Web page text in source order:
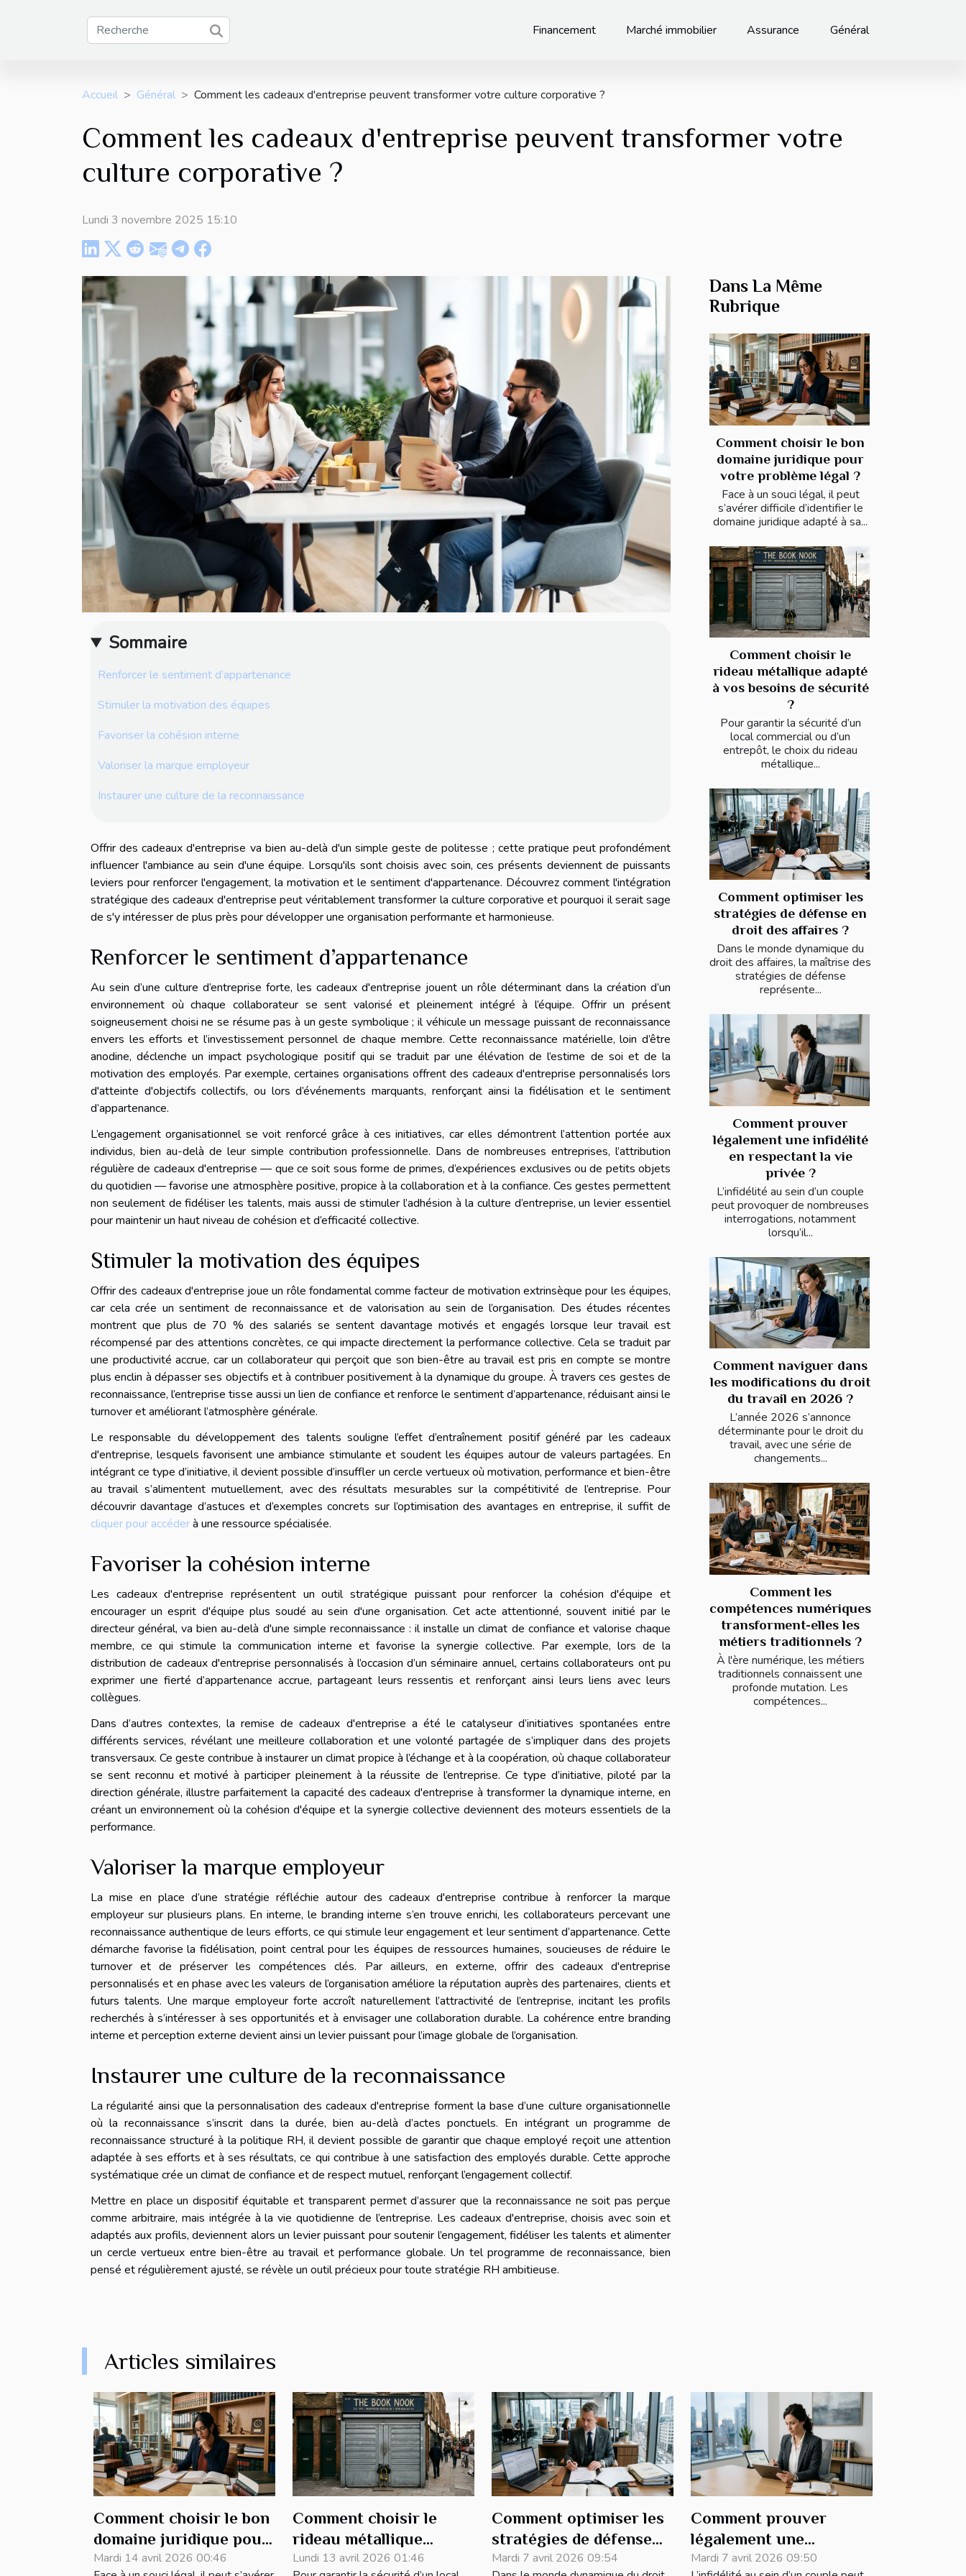
Financement Marché immobilier Assurance Général
Accueil Général Comment les cadeaux d'entreprise peuvent transformer votre culture corporative ?
Comment les cadeaux d'entreprise peuvent transformer votre
culture corporative ?
Lundi 3 novembre 2025 15:10
Sommaire
Renforcer le sentiment d’appartenance
Stimuler la motivation des équipes
Favoriser la cohésion interne
Valoriser la marque employeur
Instaurer une culture de la reconnaissance
Offrir des cadeaux d'entreprise va bien au-delà d'un simple geste de politesse ; cette pratique peut profondément
influencer l'ambiance au sein d'une équipe. Lorsqu'ils sont choisis avec soin, ces présents deviennent de puissants
leviers pour renforcer l'engagement, la motivation et le sentiment d'appartenance. Découvrez comment l'intégration
stratégique des cadeaux d'entreprise peut véritablement transformer la culture corporative et pourquoi il serait sage
de s'y intéresser de plus près pour développer une organisation performante et harmonieuse.
Renforcer le sentiment d’appartenance
Au sein d’une culture d’entreprise forte, les cadeaux d'entreprise jouent un rôle déterminant dans la création d’un
environnement où chaque collaborateur se sent valorisé et pleinement intégré à l’équipe. Offrir un présent
soigneusement choisi ne se résume pas à un geste symbolique ; il véhicule un message puissant de reconnaissance
envers les efforts et l’investissement personnel de chaque membre. Cette reconnaissance matérielle, loin d’être
anodine, déclenche un impact psychologique positif qui se traduit par une élévation de l’estime de soi et de la
motivation des employés. Par exemple, certaines organisations offrent des cadeaux d'entreprise personnalisés lors
d'atteinte d'objectifs collectifs, ou lors d’événements marquants, renforçant ainsi la fidélisation et le sentiment
d’appartenance.
L’engagement organisationnel se voit renforcé grâce à ces initiatives, car elles démontrent l’attention portée aux
individus, bien au-delà de leur simple contribution professionnelle. Dans de nombreuses entreprises, l’attribution
régulière de cadeaux d'entreprise — que ce soit sous forme de primes, d’expériences exclusives ou de petits objets
du quotidien — favorise une atmosphère positive, propice à la collaboration et à la confiance. Ces gestes permettent
non seulement de fidéliser les talents, mais aussi de stimuler l’adhésion à la culture d’entreprise, un levier essentiel
pour maintenir un haut niveau de cohésion et d’efficacité collective.
Stimuler la motivation des équipes
Offrir des cadeaux d'entreprise joue un rôle fondamental comme facteur de motivation extrinsèque pour les équipes,
car cela crée un sentiment de reconnaissance et de valorisation au sein de l’organisation. Des études récentes
montrent que plus de 70 % des salariés se sentent davantage motivés et engagés lorsque leur travail est
récompensé par des attentions concrètes, ce qui impacte directement la performance collective. Cela se traduit par
une productivité accrue, car un collaborateur qui perçoit que son bien-être au travail est pris en compte se montre
plus enclin à dépasser ses objectifs et à contribuer positivement à la dynamique du groupe. À travers ces gestes de
reconnaissance, l’entreprise tisse aussi un lien de confiance et renforce le sentiment d’appartenance, réduisant ainsi le
turnover et améliorant l’atmosphère générale.
Le responsable du développement des talents souligne l’effet d’entraînement positif généré par les cadeaux
d'entreprise, lesquels favorisent une ambiance stimulante et soudent les équipes autour de valeurs partagées. En
intégrant ce type d’initiative, il devient possible d’insuffler un cercle vertueux où motivation, performance et bien-être
au travail s’alimentent mutuellement, avec des résultats mesurables sur la compétitivité de l’entreprise. Pour
découvrir davantage d’astuces et d’exemples concrets sur l’optimisation des avantages en entreprise, il suffit de
cliquer pour accéderà une ressource spécialisée.
Favoriser la cohésion interne
Les cadeaux d'entreprise représentent un outil stratégique puissant pour renforcer la cohésion d'équipe et
encourager un esprit d'équipe plus soudé au sein d'une organisation. Cet acte attentionné, souvent initié par le
directeur général, va bien au-delà d'une simple reconnaissance : il installe un climat de confiance et valorise chaque
membre, ce qui stimule la communication interne et favorise la synergie collective. Par exemple, lors de la
distribution de cadeaux d'entreprise personnalisés à l’occasion d’un séminaire annuel, certains collaborateurs ont pu
exprimer une fierté d’appartenance accrue, partageant leurs ressentis et renforçant ainsi leurs liens avec leurs
collègues.
Dans d’autres contextes, la remise de cadeaux d'entreprise a été le catalyseur d’initiatives spontanées entre
différents services, révélant une meilleure collaboration et une volonté partagée de s’impliquer dans des projets
transversaux. Ce geste contribue à instaurer un climat propice à l’échange et à la coopération, où chaque collaborateur
se sent reconnu et motivé à participer pleinement à la réussite de l’entreprise. Ce type d’initiative, piloté par la
direction générale, illustre parfaitement la capacité des cadeaux d'entreprise à transformer la dynamique interne, en
créant un environnement où la cohésion d'équipe et la synergie collective deviennent des moteurs essentiels de la
performance.
Valoriser la marque employeur
La mise en place d’une stratégie réfléchie autour des cadeaux d'entreprise contribue à renforcer la marque
employeur sur plusieurs plans. En interne, le branding interne s’en trouve enrichi, les collaborateurs percevant une
reconnaissance authentique de leurs efforts, ce qui stimule leur engagement et leur sentiment d’appartenance. Cette
démarche favorise la fidélisation, point central pour les équipes de ressources humaines, soucieuses de réduire le
turnover et de préserver les compétences clés. Par ailleurs, en externe, offrir des cadeaux d'entreprise
personnalisés et en phase avec les valeurs de l’organisation améliore la réputation auprès des partenaires, clients et
futurs talents. Une marque employeur forte accroît naturellement l’attractivité de l’entreprise, incitant les profils
recherchés à s’intéresser à ses opportunités et à envisager une collaboration durable. La cohérence entre branding
interne et perception externe devient ainsi un levier puissant pour l’image globale de l’organisation.
Instaurer une culture de la reconnaissance
La régularité ainsi que la personnalisation des cadeaux d'entreprise forment la base d’une culture organisationnelle
où la reconnaissance s’inscrit dans la durée, bien au-delà d’actes ponctuels. En intégrant un programme de
reconnaissance structuré à la politique RH, il devient possible de garantir que chaque employé reçoit une attention
adaptée à ses efforts et à ses résultats, ce qui contribue à une satisfaction des employés durable. Cette approche
systématique crée un climat de confiance et de respect mutuel, renforçant l’engagement collectif.
Mettre en place un dispositif équitable et transparent permet d’assurer que la reconnaissance ne soit pas perçue
comme arbitraire, mais intégrée à la vie quotidienne de l’entreprise. Les cadeaux d'entreprise, choisis avec soin et
adaptés aux profils, deviennent alors un levier puissant pour soutenir l’engagement, fidéliser les talents et alimenter
un cercle vertueux entre bien-être au travail et performance globale. Un tel programme de reconnaissance, bien
pensé et régulièrement ajusté, se révèle un outil précieux pour toute stratégie RH ambitieuse.
Dans La Même
Rubrique
Comment choisir le bon
domaine juridique pour
votre problème légal ?
Face à un souci légal, il peut
s’avérer difficile d’identifier le
domaine juridique adapté à sa...
Comment choisir le
rideau métallique adapté
à vos besoins de sécurité
?
Pour garantir la sécurité d’un
local commercial ou d’un
entrepôt, le choix du rideau
métallique...
Comment optimiser les
stratégies de défense en
droit des affaires ?
Dans le monde dynamique du
droit des affaires, la maîtrise des
stratégies de défense
représente...
Comment prouver
légalement une infidélité
en respectant la vie
privée ?
L’infidélité au sein d’un couple
peut provoquer de nombreuses
interrogations, notamment
lorsqu’il...
Comment naviguer dans
les modifications du droit
du travail en 2026 ?
L’année 2026 s’annonce
déterminante pour le droit du
travail, avec une série de
changements...
Comment les
compétences numériques
transforment-elles les
métiers traditionnels ?
À l'ère numérique, les métiers
traditionnels connaissent une
profonde mutation. Les
compétences...
Articles similaires
Comment choisir le bon
domaine juridique pour
votre problème légal ?
Mardi 14 avril 2026 00:46
Comment choisir le
rideau métallique
adapté à vos besoins de
Lundi 13 avril 2026 01:46
Comment optimiser les
stratégies de défense
en droit des affaires ?
Mardi 7 avril 2026 09:54
Comment prouver
légalement une
infidélité en respectant
Mardi 7 avril 2026 09:50